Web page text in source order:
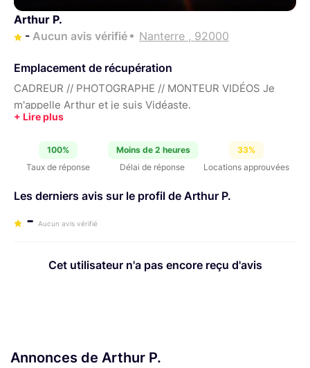
Arthur P.
- Aucun avis vérifié Nanterre , 92000
Emplacement de récupération
CADREUR // PHOTOGRAPHE // MONTEUR VIDÉOS Je
m'appelle Arthur et je suis Vidéaste.
100%
Taux de réponse
Moins de 2 heures
Délai de réponse
33%
Locations approuvées
Les derniers avis sur le profil de Arthur P.
- Aucun avis vérifié
Cet utilisateur n'a pas encore reçu d'avis
Annonces de Arthur P.